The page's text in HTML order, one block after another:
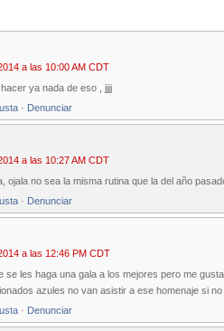
a las 10:00 AM CDT
ya nada de eso , jjjj
· Denunciar
a las 10:27 AM CDT
ojala no sea la misma rutina que la del año
· Denunciar
a las 12:46 PM CDT
se les haga una gala a los mejores pero me
azules no van asistir a ese homenaje si no
· Denunciar